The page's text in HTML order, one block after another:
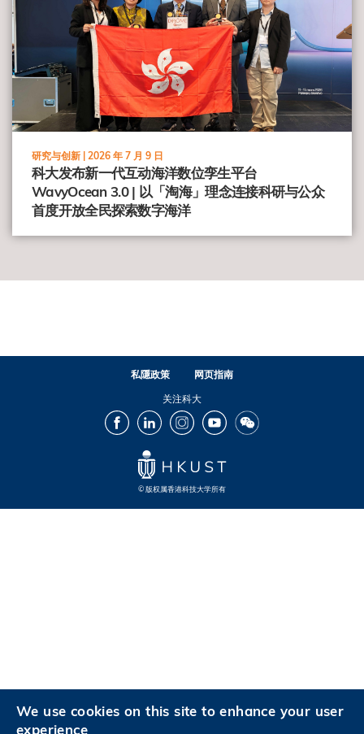
研究与创新 | 2026 年 7 月 9 日
科大发布新一代互动海洋数位孪生平台
WavyOcean 3.0 | 以「淘海」理念连接科研与公众
首度开放全民探索数字海洋
私隱政策
网页指南
关注科大
FacebookLinkedInInstagramYoutubeWechat
© 版权属香港科技大学所有
We use cookies on this site to enhance your user
experience